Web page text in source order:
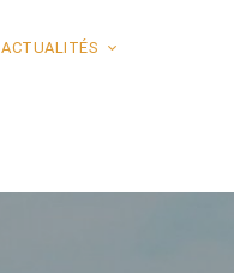
ACTUALITÉS